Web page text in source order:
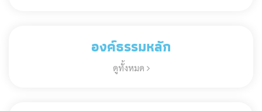
องค์ธรรมหลัก
ดูทั้งหมด